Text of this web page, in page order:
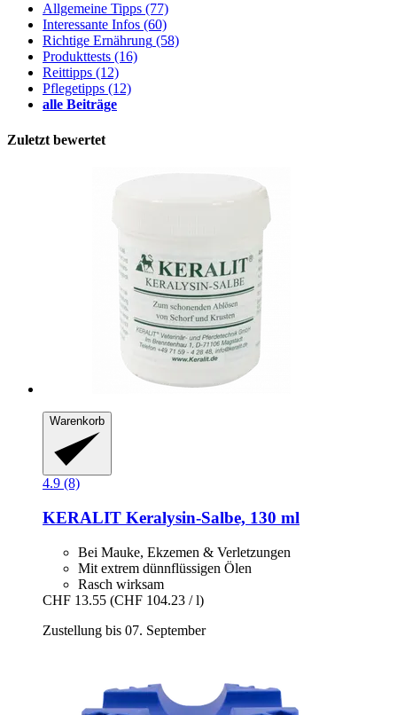
Allgemeine Tipps (77)
Interessante Infos (60)
Richtige Ernährung (58)
Produkttests (16)
Reittipps (12)
Pflegetipps (12)
alle Beiträge
Zuletzt bewertet
Warenkorb
4.9 (8)
KERALIT Keralysin-​Salbe, 130 ml
Bei Mauke, Ekzemen & Verletzungen
Mit extrem dünnflüssigen Ölen
Rasch wirksam
CHF 13.55 (CHF 104.23 / l)
Zustellung bis 07. September